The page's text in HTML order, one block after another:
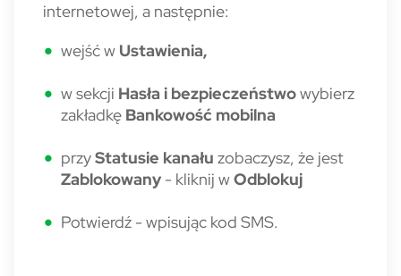
internetowej, a następnie:
wejść w Ustawienia,
w sekcji Hasła i bezpieczeństwowybierz
zakładkę Bankowość mobilna
przyStatusie kanału zobaczysz, że jest
Zablokowany - kliknij wOdblokuj
Potwierdź - wpisując kod SMS.